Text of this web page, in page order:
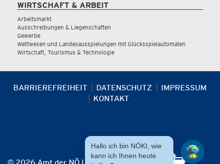
WIRTSCHAFT & ARBEIT
Arbeitsmarkt
Ausschreibungen & Liegenschaften
Gewerbe
Wettwesen und Landesausspielungen mit Glücksspielautomaten
Wirtschaft, Tourismus & Technologie
BARRIEREFREIHEIT DATENSCHUTZ
IMPRESSUM
KONTAKT
Hallo ich bin NÖKI, wie
kann ich Ihnen heute